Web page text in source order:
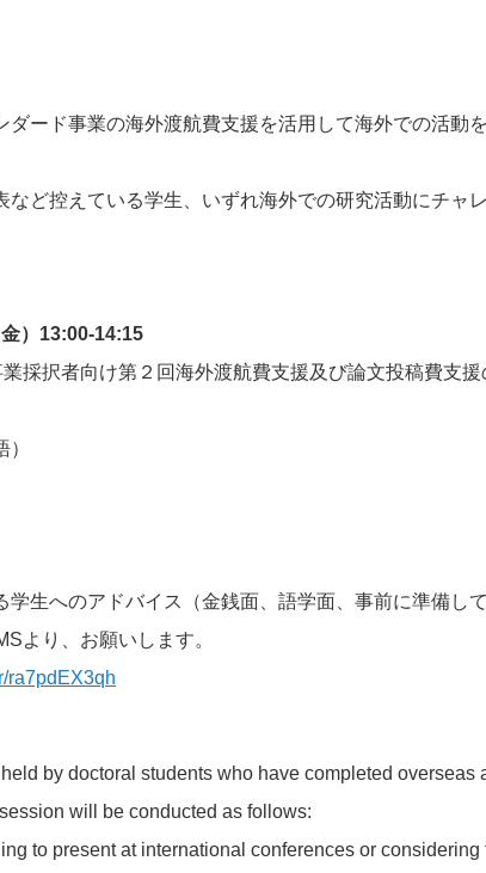
ダード事業の海外渡航費支援を活用して海外での活
など控えている学生、いずれ海外での研究活動にチャ
）13:00-14:15
採択者向け第２回海外渡航費支援及び論文投稿費支援
学生へのアドバイス（金銭面、語学面、事前に準備し
より、お願いします。
ra7pdEX3qh
by doctoral students who have completed
will be conducted as follows:
to present at international conferences or